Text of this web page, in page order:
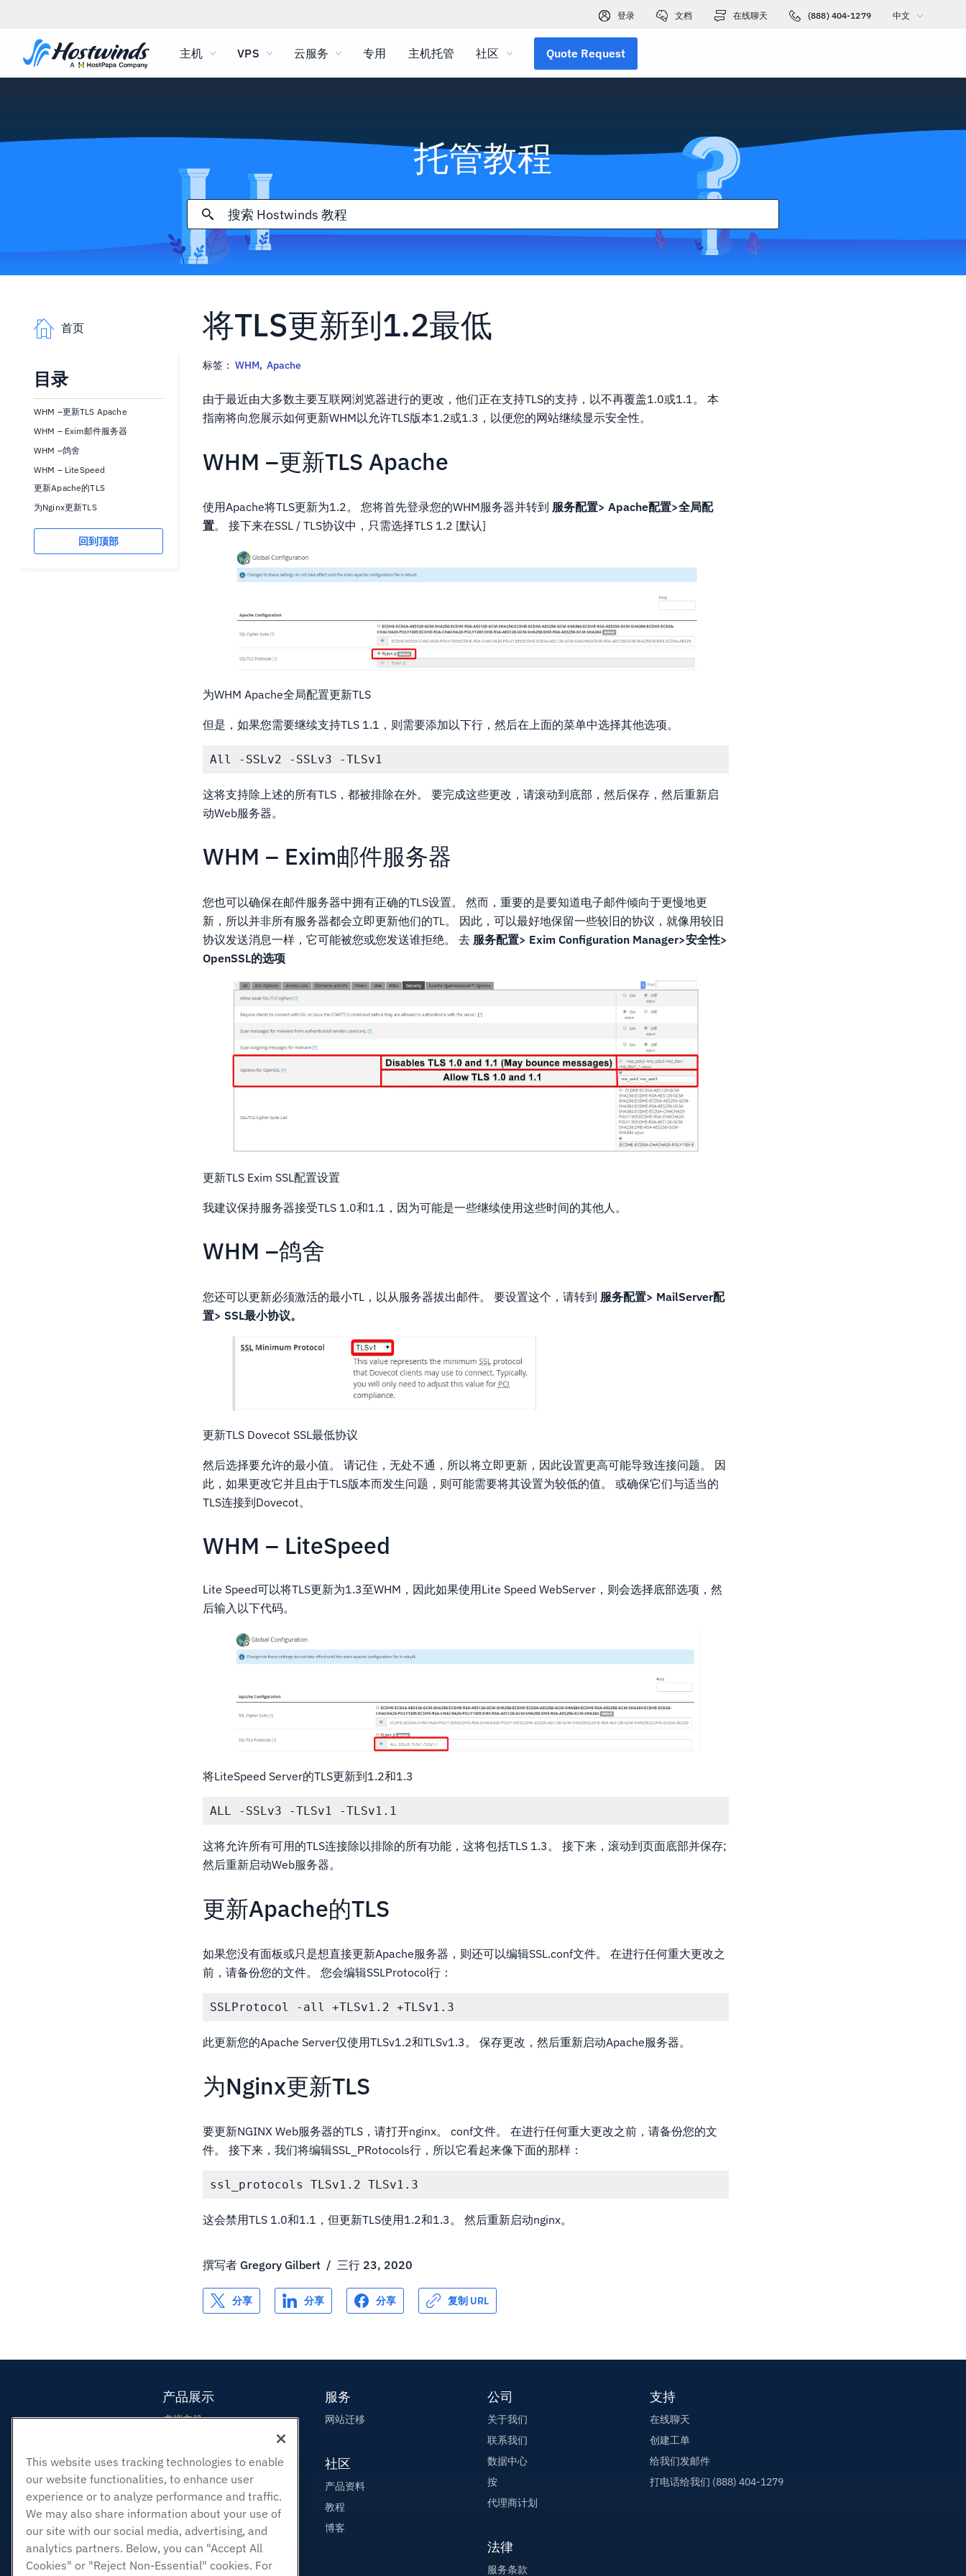
登录 文档 在线聊天 (888) 404-1279 中文
主机 VPS 云服务 专用 主机托管 社区 Quote Request
托管教程
首页
目录
WHM –更新TLS Apache
WHM – Exim邮件服务器
WHM –鸽舍
WHM – LiteSpeed
更新Apache的TLS
为Nginx更新TLS
回到顶部
将TLS更新到1.2最低
标签： WHM, Apache
由于最近由大多数主要互联网浏览器进行的更改，他们正在支持TLS的支持，以不再覆盖1.0或1.1。 本
指南将向您展示如何更新WHM以允许TLS版本1.2或1.3，以便您的网站继续显示安全性。
WHM –更新TLS Apache
使用Apache将TLS更新为1.2。 您将首先登录您的WHM服务器并转到 服务配置> Apache配置>全局配
置。 接下来在SSL / TLS协议中，只需选择TLS 1.2 [默认]
为WHM Apache全局配置更新TLS
但是，如果您需要继续支持TLS 1.1，则需要添加以下行，然后在上面的菜单中选择其他选项。
这将支持除上述的所有TLS，都被排除在外。 要完成这些更改，请滚动到底部，然后保存，然后重新启
动Web服务器。
WHM – Exim邮件服务器
您也可以确保在邮件服务器中拥有正确的TLS设置。 然而，重要的是要知道电子邮件倾向于更慢地更
新，所以并非所有服务器都会立即更新他们的TL。 因此，可以最好地保留一些较旧的协议，就像用较旧
协议发送消息一样，它可能被您或您发送谁拒绝。 去 服务配置> Exim Configuration Manager>安全性>
OpenSSL的选项
更新TLS Exim SSL配置设置
我建议保持服务器接受TLS 1.0和1.1，因为可能是一些继续使用这些时间的其他人。
WHM –鸽舍
您还可以更新必须激活的最小TL，以从服务器拔出邮件。 要设置这个，请转到 服务配置> MailServer配
置> SSL最小协议。
更新TLS Dovecot SSL最低协议
然后选择要允许的最小值。 请记住，无处不通，所以将立即更新，因此设置更高可能导致连接问题。 因
此，如果更改它并且由于TLS版本而发生问题，则可能需要将其设置为较低的值。 或确保它们与适当的
TLS连接到Dovecot。
WHM – LiteSpeed
Lite Speed可以将TLS更新为1.3至WHM，因此如果使用Lite Speed WebServer，则会选择底部选项，然
后输入以下代码。
将LiteSpeed Server的TLS更新到1.2和1.3
这将允许所有可用的TLS连接除以排除的所有功能，这将包括TLS 1.3。 接下来，滚动到页面底部并保存;
然后重新启动Web服务器。
更新Apache的TLS
如果您没有面板或只是想直接更新Apache服务器，则还可以编辑SSL.conf文件。 在进行任何重大更改之
前，请备份您的文件。 您会编辑SSLProtocol行：
此更新您的Apache Server仅使用TLSv1.2和TLSv1.3。 保存更改，然后重新启动Apache服务器。
为Nginx更新TLS
要更新NGINX Web服务器的TLS，请打开nginx。 conf文件。 在进行任何重大更改之前，请备份您的文
件。 接下来，我们将编辑SSL_PRotocols行，所以它看起来像下面的那样：
这会禁用TLS 1.0和1.1，但更新TLS使用1.2和1.3。 然后重新启动nginx。
撰写者 Gregory Gilbert /三行 23, 2020
分享 分享 分享 复制 URL
产品展示
虚拟主机
转销商托管
白标经销商
管理Linux VPS
非托管Linux VPS
管理Windows. VPS
非托管Windows VPS
服务
网站迁移
社区
产品资料
教程
博客
公司
关于我们
联系我们
数据中心
按
代理商计划
法律
服务条款
支持
在线聊天
创建工单
给我们发邮件
打电话给我们 (888) 404-1279
This website uses tracking technologies to enable
our website functionalities, to enhance user
experience or to analyze performance and traffic.
We may also share information about your use of
our site with our social media, advertising, and
analytics partners. Below, you can "Accept All
Cookies" or "Reject Non-Essential" cookies. For